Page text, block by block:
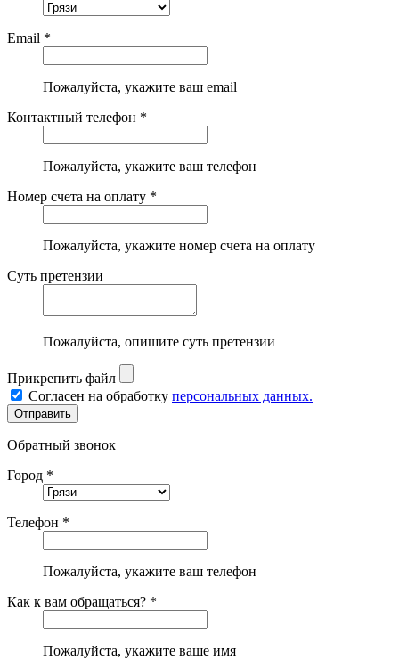
Email *
Пожалуйста, укажите ваш email
Контактный телефон *
Пожалуйста, укажите ваш телефон
Номер счета на оплату *
Пожалуйста, укажите номер счета на оплату
Суть претензии
Пожалуйста, опишите суть претензии
Прикрепить файл
Согласен на обработку персональных данных.
Обратный звонок
Город *
Телефон *
Пожалуйста, укажите ваш телефон
Как к вам обращаться? *
Пожалуйста, укажите ваше имя